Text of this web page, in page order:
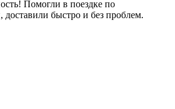
Помогли в поездке по
доставили быстро и без проблем.